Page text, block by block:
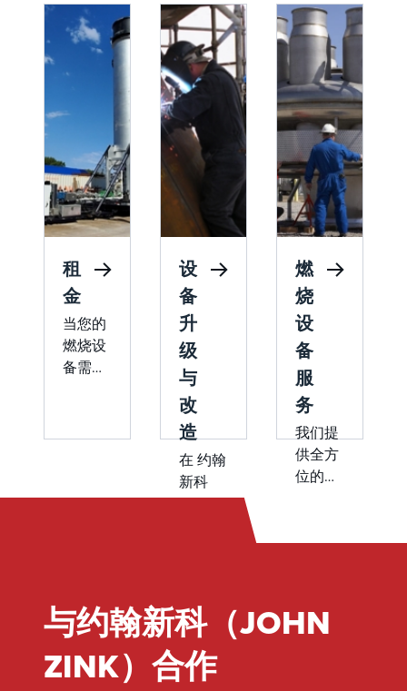
租
金
当您的
燃烧设
备需要
赁解决
Zink）
提供各
种高质
量的租
设
备
升
级
与
改
造
在 约翰
新科
(John
造和改
造，为
您现有
的燃烧
燃
烧
设
备
服
务
我们提
供全方
位的燃
从启动
设备类
型的故
与约翰新科（JOHN
ZINK）合作